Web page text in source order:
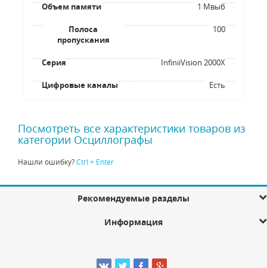
Объем памяти 1 Мвыб
Полоса
пропускания
100
Серия InfiniiVision 2000X
Цифровые каналы Есть
Посмотреть все характеристики товаров из
категории Осциллографы
Нашли ошибку?Ctrl + Enter
Рекомендуемые разделы
Информация